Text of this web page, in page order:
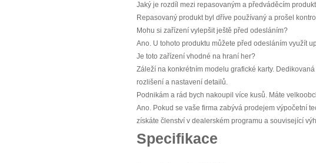
Jaký je rozdíl mezi repasovaným a předváděcím
Repasovaný produkt byl dříve používaný a prošel
Mohu si zařízení vylepšit ještě před odesláním?
Ano. U tohoto produktu můžete před odesláním využít
Je toto zařízení vhodné na hraní her?
Záleží na konkrétním modelu grafické karty.
rozlišení a nastavení detailů.
Podnikám a rád bych nakoupil více kusů. Máte
Ano. Pokud se vaše firma zabývá prodejem výpočetní
získáte členství v dealerském programu a související
Specifikace